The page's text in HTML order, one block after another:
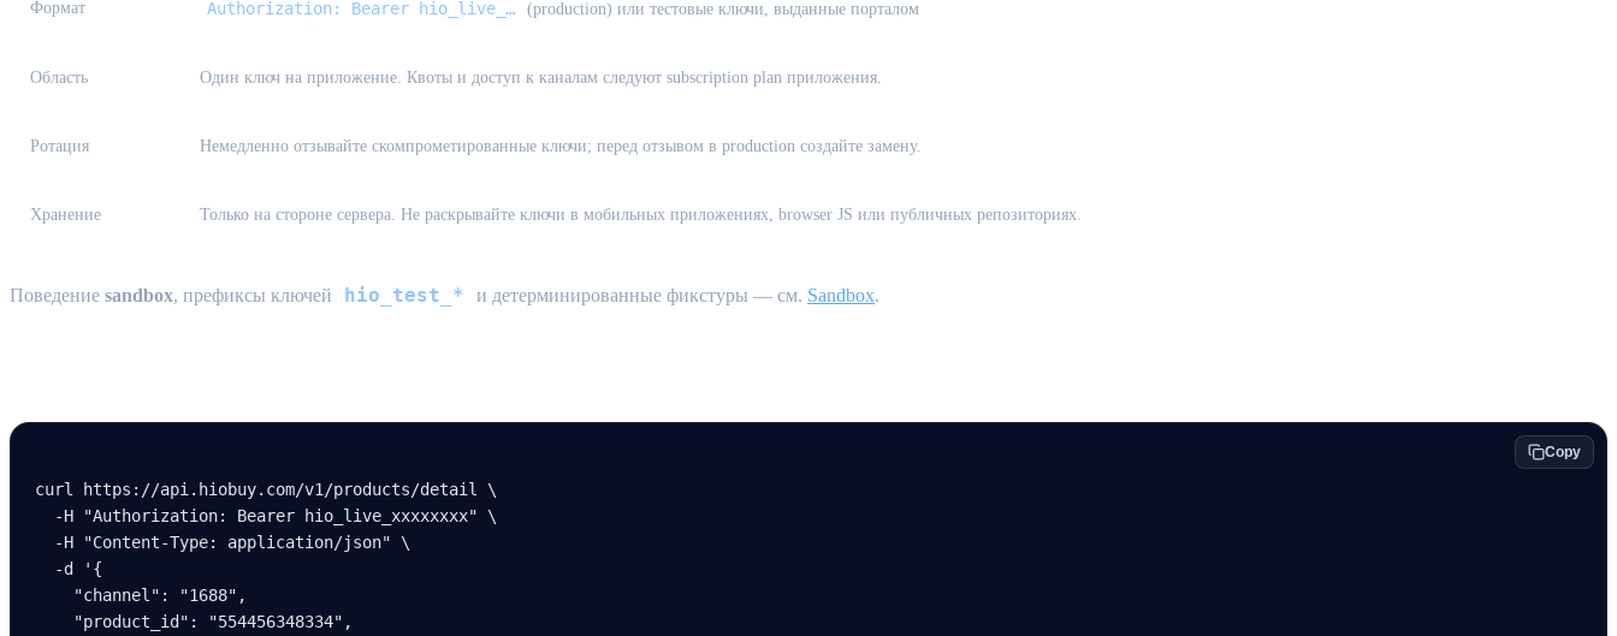
Формат Authorization: Bearer hio_live_… (production) или тестовые ключи, выданные порталом
Область Один ключ на приложение. Квоты и доступ к каналам следуют subscription plan приложения.
Ротация Немедленно отзывайте скомпрометированные ключи; перед отзывом в production создайте замену.
Хранение Только на стороне сервера. Не раскрывайте ключи в мобильных приложениях, browser JS или публичных репозиториях.
Поведение sandbox, префиксы ключей hio_test_* и детерминированные фикстуры — см. Sandbox.
Copy
curl https://api.hiobuy.com/v1/products/detail
\
  -H
"Authorization: Bearer hio_live_xxxxxxxx" \
  -H
"Content-Type: application/json" \
  -d
'{
    "channel": "1688",
    "product_id": "554456348334",